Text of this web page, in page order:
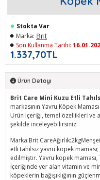
1.337,70TL
Stokta Var
Marka: Brit
Son Kullanma Tarihi:
Ürün Detayı
Brit Care Mini Kuzu Etli
markasının Yavru Köpek
Ürün içeriği, temel özellikleri ve
şekilde inceleyebilirsiniz.
Marka:Brit
etli tahılsız yavru köpek
edilmiştir. Yavru köpek
İçeriğinde yer alan vitamin ve
köpeklerin bağışıklığının